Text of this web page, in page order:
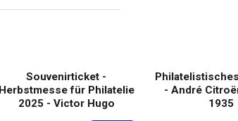
Souvenirticket -
Herbstmesse für Philatelie
2025 - Victor Hugo
- André
1935